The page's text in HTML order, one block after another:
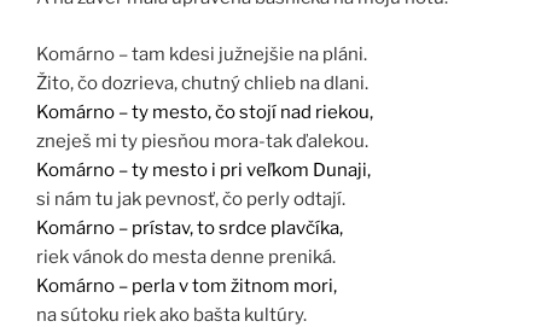
Komárno – tam kdesi južnejšie na pláni.
Žito, čo dozrieva, chutný chlieb na dlani.
Komárno – ty mesto, čo stojí nad riekou,
zneješ mi ty piesňou mora-tak ďalekou.
Komárno – ty mesto i pri veľkom Dunaji,
si nám tu jak pevnosť, čo perly odtají.
Komárno – prístav, to srdce plavčíka,
riek vánok do mesta denne preniká.
Komárno – perla v tom žitnom mori,
na sútoku riek ako bašta kultúry.